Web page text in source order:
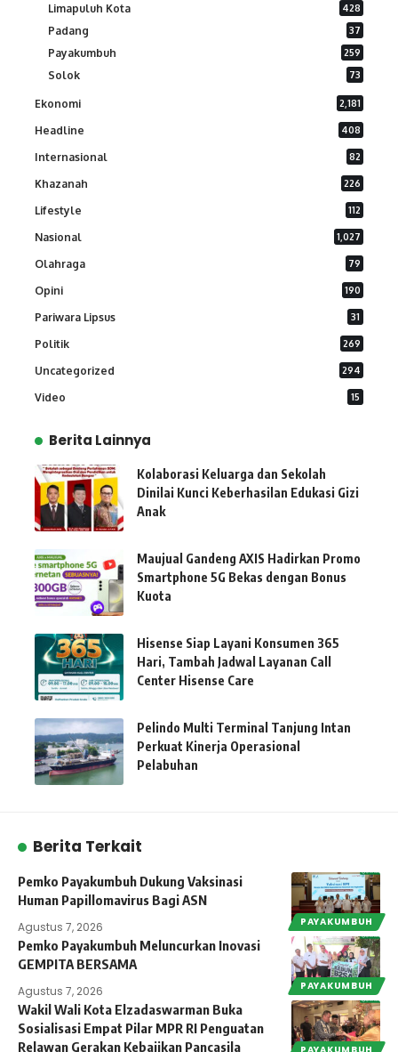
Limapuluh Kota 428
Padang 37
Payakumbuh 259
Solok 73
Ekonomi 2,181
Headline 408
Internasional 82
Khazanah 226
Lifestyle 112
Nasional 1,027
Olahraga 79
Opini 190
Pariwara Lipsus 31
Politik 269
Uncategorized 294
Video 15
Berita Lainnya
Kolaborasi Keluarga dan Sekolah
Dinilai Kunci Keberhasilan Edukasi Gizi
Anak
Maujual Gandeng AXIS Hadirkan Promo
Smartphone 5G Bekas dengan Bonus
Kuota
Hisense Siap Layani Konsumen 365
Hari, Tambah Jadwal Layanan Call
Center Hisense Care
Pelindo Multi Terminal Tanjung Intan
Perkuat Kinerja Operasional
Pelabuhan
Berita Terkait
PAYAKUMBUH
Pemko Payakumbuh Dukung Vaksinasi
Human Papillomavirus Bagi ASN
Agustus 7, 2026
PAYAKUMBUH
Pemko Payakumbuh Meluncurkan Inovasi
GEMPITA BERSAMA
Agustus 7, 2026
Wakil Wali Kota Elzadaswarman Buka
Sosialisasi Empat Pilar MPR RI Penguatan
Relawan Gerakan Kebajikan Pancasila